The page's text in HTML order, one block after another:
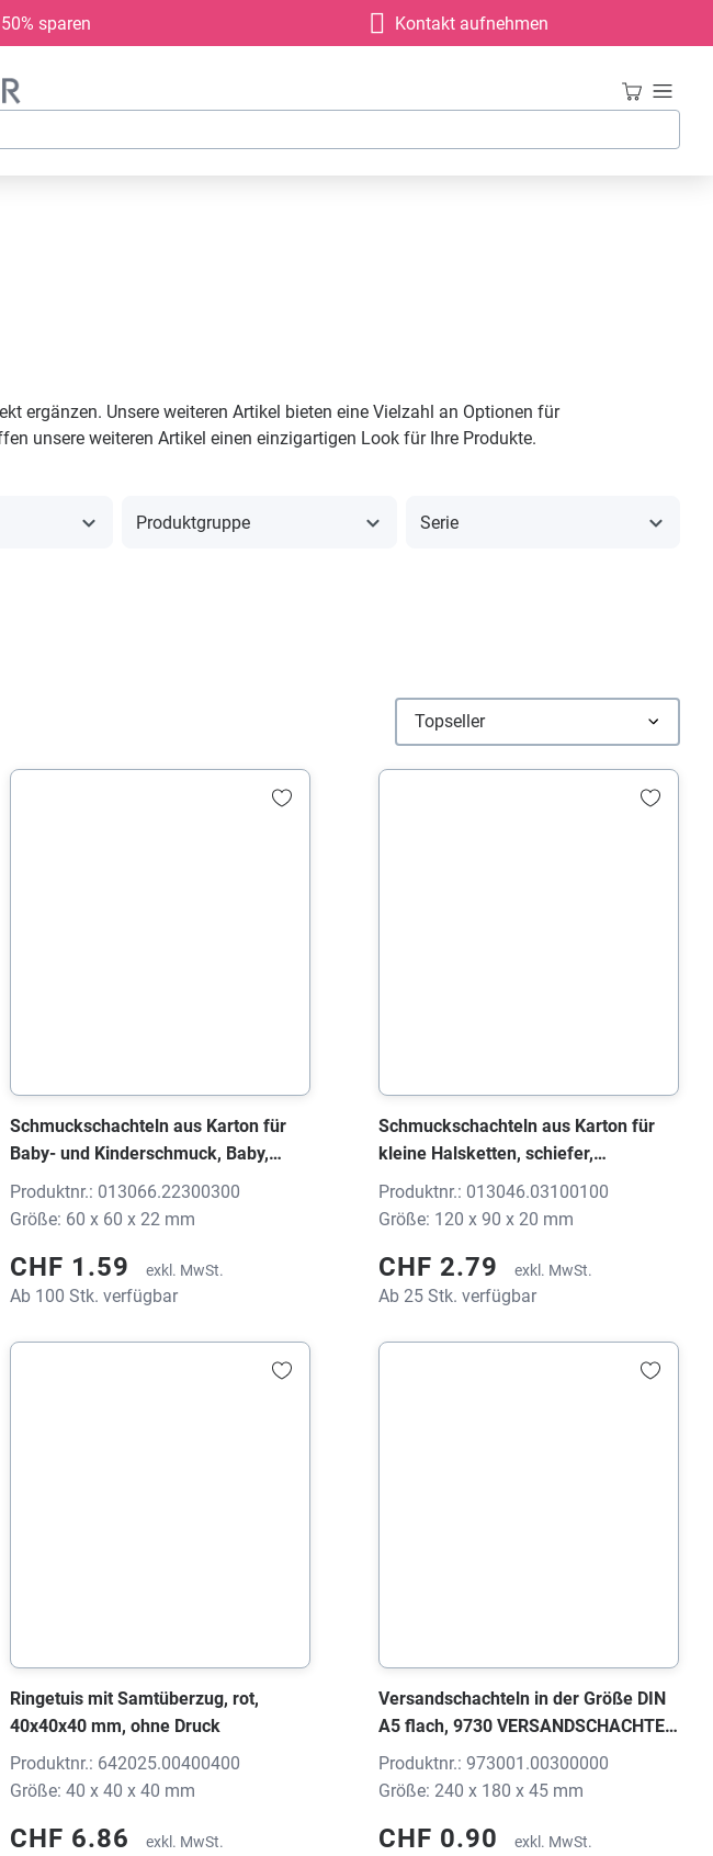
sparen Kontakt aufnehmen
ergänzen. Unsere weiteren Artikel bieten eine Vielzahl an Optionen für
unsere weiteren Artikel einen einzigartigen Look für Ihre Produkte.
Produktgruppe Serie
Schmuckschachteln aus Karton für
Baby- und Kinderschmuck, Baby,
60x60x22 mm, ohne Druck
Produktnr.: 013066.22300300
Größe: 60 x 60 x 22 mm
CHF 1.59 exkl. MwSt.
Ab 100 Stk. verfügbar
Schmuckschachteln aus Karton für
kleine Halsketten, schiefer,
120x90x20 mm, ohne Druck
Produktnr.: 013046.03100100
Größe: 120 x 90 x 20 mm
CHF 2.79 exkl. MwSt.
Ab 25 Stk. verfügbar
Ringetuis mit Samtüberzug, rot,
40x40x40 mm, ohne Druck
Produktnr.: 642025.00400400
Größe: 40 x 40 x 40 mm
CHF 6.86 exkl. MwSt.
Versandschachteln in der Größe DIN
A5 flach, 9730 VERSANDSCHACHTEL
weiss, 240x180x45 mm, ohne Druck
Produktnr.: 973001.00300000
Größe: 240 x 180 x 45 mm
CHF 0.90 exkl. MwSt.